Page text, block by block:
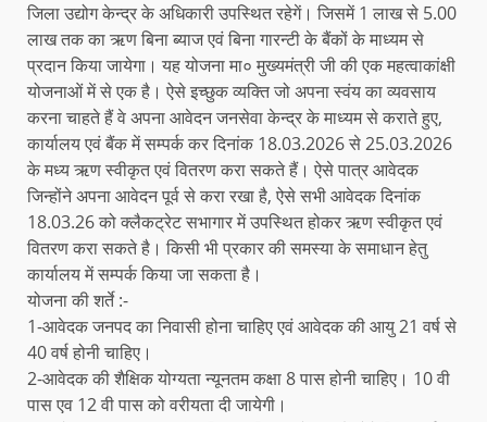
जिला उद्योग केन्द्र के अधिकारी उपस्थित रहेगें। जिसमें 1 लाख से 5.00
लाख तक का ऋण बिना ब्याज एवं बिना गारन्टी के बैंकों के माध्यम से
प्रदान किया जायेगा। यह योजना मा० मुख्यमंत्री जी की एक महत्वाकांक्षी
योजनाओं में से एक है। ऐसे इच्छुक व्यक्ति जो अपना स्वंय का व्यवसाय
करना चाहते हैं वे अपना आवेदन जनसेवा केन्द्र के माध्यम से कराते हुए,
कार्यालय एवं बैंक में सम्पर्क कर दिनांक 18.03.2026 से 25.03.2026
के मध्य ऋण स्वीकृत एवं वितरण करा सकते हैं। ऐसे पात्र आवेदक
जिन्होंने अपना आवेदन पूर्व से करा रखा है, ऐसे सभी आवेदक दिनांक
18.03.26 को क्लैकट्रेट सभागार में उपस्थित होकर ऋण स्वीकृत एवं
वितरण करा सकते है। किसी भी प्रकार की समस्या के समाधान हेतु
कार्यालय में सम्पर्क किया जा सकता है।
योजना की शर्ते :-
1-आवेदक जनपद का निवासी होना चाहिए एवं आवेदक की आयु 21 वर्ष से
40 वर्ष होनी चाहिए।
2-आवेदक की शैक्षिक योग्यता न्यूनतम कक्षा 8 पास होनी चाहिए। 10 वी
पास एव 12 वी पास को वरीयता दी जायेगी।